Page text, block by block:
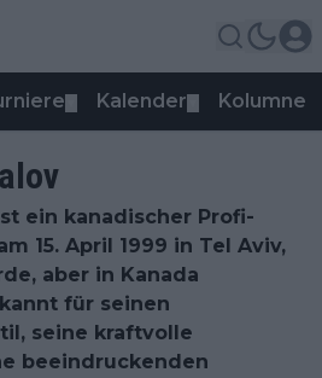
Kalender Kolumnen
ein kanadischer Profi-
15. April 1999 in Tel Aviv,
aber in Kanada
für seinen
seine kraftvolle
beeindruckenden